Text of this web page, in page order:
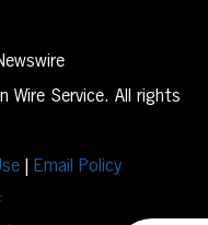
Wire Service. All rights
Email Policy